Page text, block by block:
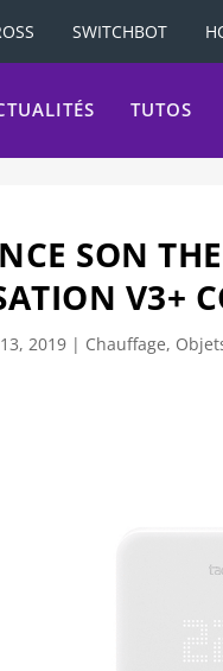
SWITCHBOT
TUTOS
SON
V3+
2019| Chauffage,